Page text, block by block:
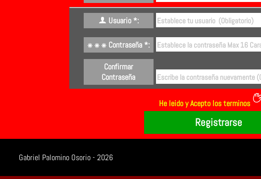
Usuario *:
Contraseña *:
Confirmar
Contraseña
He leido y Acepto los terminos
Registrarse
Gabriel Palomino Osorio - 2026